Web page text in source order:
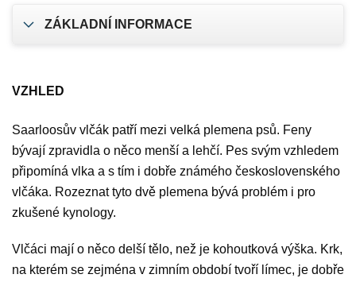
ZÁKLADNÍ INFORMACE
VZHLED
Saarloosův vlčák patří mezi velká plemena psů. Feny
bývají zpravidla o něco menší a lehčí. Pes svým vzhledem
připomíná vlka a s tím i dobře známého československého
vlčáka. Rozeznat tyto dvě plemena bývá problém i pro
zkušené kynology.
Vlčáci mají o něco delší tělo, než je kohoutková výška. Krk,
na kterém se zejména v zimním období tvoří límec, je dobře